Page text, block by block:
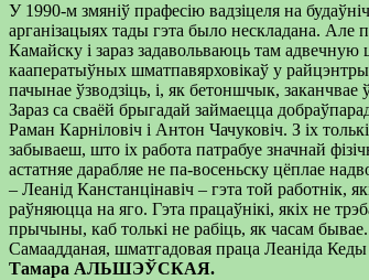
У 1990-м змяніў прафесію вадзіцеля на
арганізацыях тады гэта было нескладана. Але
Камайску і зараз задавольваюць там адвечную
кааператыўных шматпавярховікаў у райцэнтры
пачынае ўзводзіць, і, як бетоншчык,
Зараз са сваёй брыгадай займаецца
Раман Карніловіч і Антон Чачуковіч. З іх
забываеш, што іх работа патрабуе значнай
астатняе дарабляе не па-восеньску цёплае
– Леанід Канстанцінавіч – гэта той работнік,
раўняюцца на яго. Гэта працаўнікі, якіх не
прычыны, каб толькі не рабіць, як часам
Самаадданая, шматгадовая праца Леаніда
Тамара АЛЬШЭЎСКАЯ.